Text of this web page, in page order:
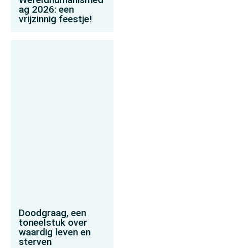
ag 2026: een
vrijzinnig feestje!
Doodgraag, een
toneelstuk over
waardig leven en
sterven